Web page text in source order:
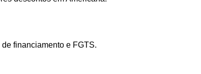
financiamento e FGTS.